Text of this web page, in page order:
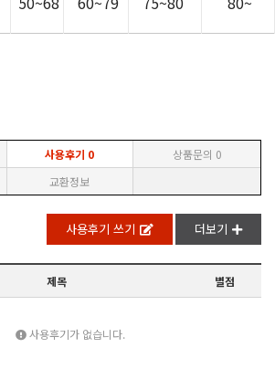
사용후기 0 상품문의 0
교환정보
사용후기 쓰기 더보기
제목 별점
사용후기가 없습니다.